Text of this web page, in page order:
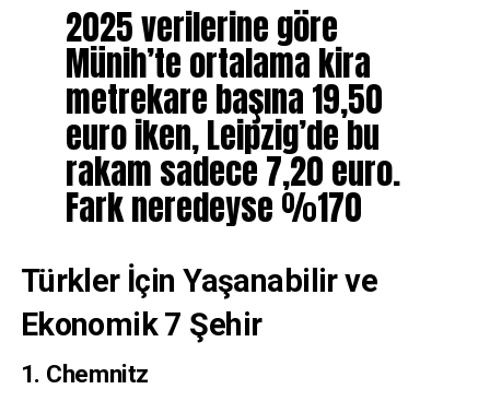
2025 verilerine göre
Münih’te ortalama kira
metrekare başına 19,50
euro iken, Leipzig’de bu
rakam sadece 7,20 euro.
Fark neredeyse %170
Türkler İçin Yaşanabilir ve
Ekonomik 7 Şehir
1. Chemnitz